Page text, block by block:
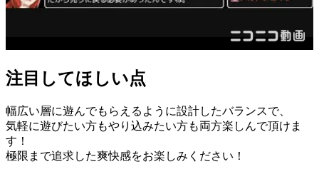
注目してほしい点
幅広い層に遊んでもらえるように設計したバランスで、
気軽に遊びたい方もやり込みたい方も両方楽しんで頂けま
す！
極限まで追求した爽快感をお楽しみください！